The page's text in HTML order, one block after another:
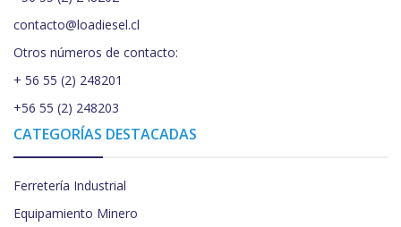
contacto@loadiesel.cl
Otros números de contacto:
+ 56 55 (2) 248201
+56 55 (2) 248203
CATEGORÍAS DESTACADAS
Ferretería Industrial
Equipamiento Minero